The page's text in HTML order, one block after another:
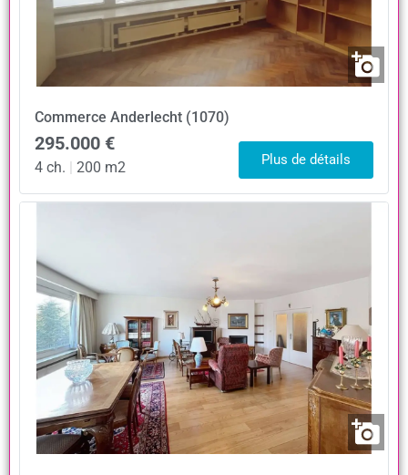
Commerce Anderlecht (1070)
295.000 €
4 ch. | 200 m2 Plus de détails